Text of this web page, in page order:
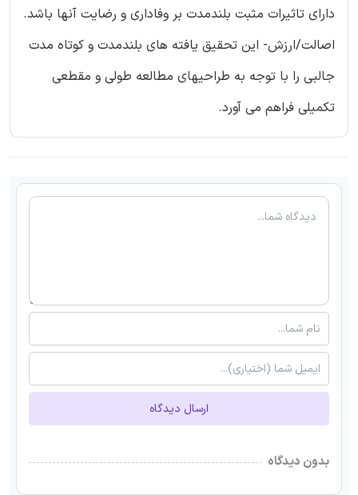
دارای تاثیرات مثبت بلندمدت بر وفاداری و رضایت آنها باشد.
اصالت/ارزش- این تحقیق یافته های بلندمدت و کوتاه مدت
جالبی را با توجه به طراحیهای مطالعه طولی و مقطعی
تکمیلی فراهم می آورد.
ارسال دیدگاه
بدون دیدگاه